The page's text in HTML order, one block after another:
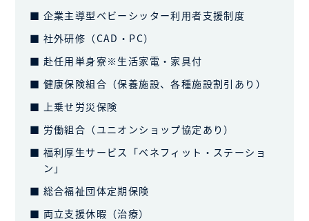
企業主導型ベビーシッター利用者支援制度
社外研修（CAD・PC）
赴任用単身寮※生活家電・家具付
健康保険組合（保養施設、各種施設割引あり）
上乗せ労災保険
労働組合（ユニオンショップ協定あり）
福利厚生サービス「ベネフィット・ステーショ
ン」
総合福祉団体定期保険
両立支援休暇（治療）